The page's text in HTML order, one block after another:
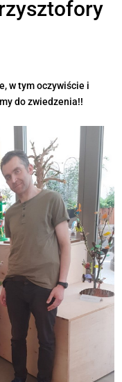
w tym oczywiście i
do zwiedzenia!!